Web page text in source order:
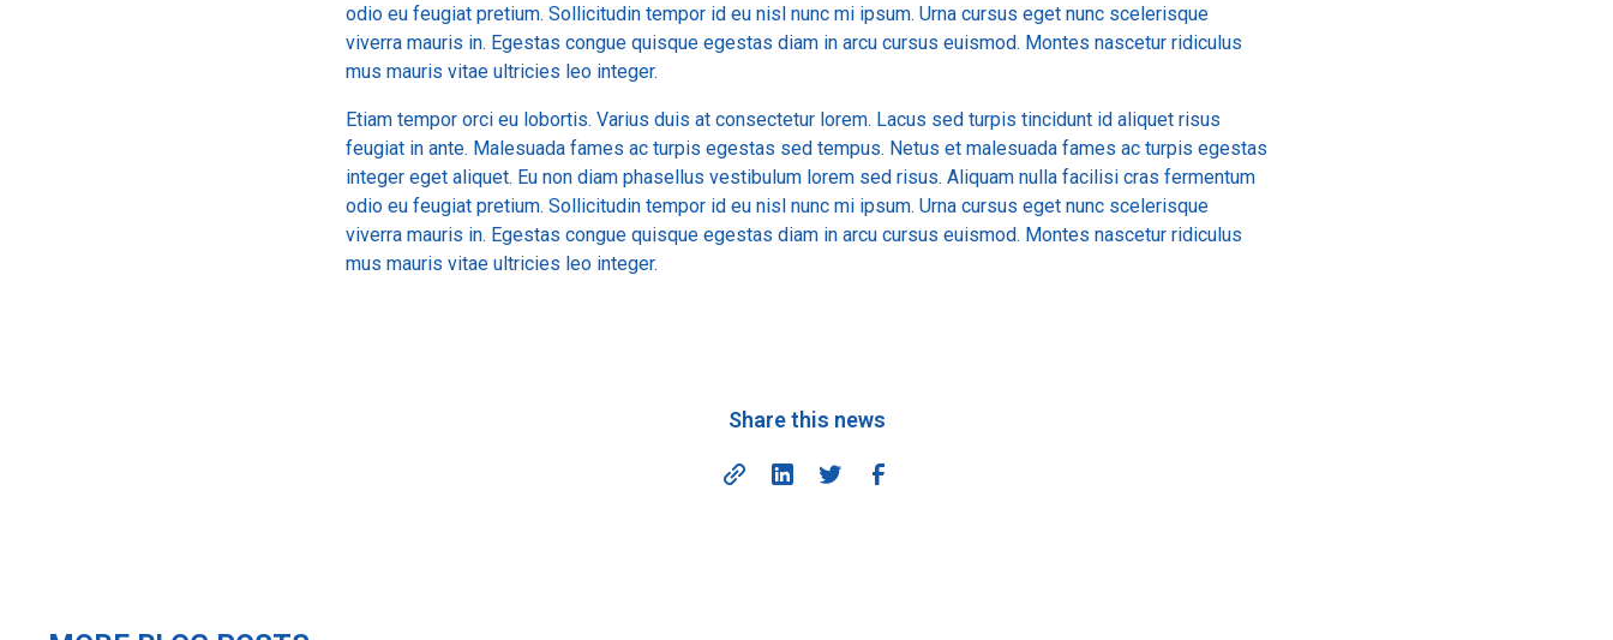
odio eu feugiat pretium. Sollicitudin tempor id eu nisl nunc mi ipsum. Urna cursus eget nunc scelerisque
viverra mauris in. Egestas congue quisque egestas diam in arcu cursus euismod. Montes nascetur ridiculus
mus mauris vitae ultricies leo integer.
Etiam tempor orci eu lobortis. Varius duis at consectetur lorem. Lacus sed turpis tincidunt id aliquet risus
feugiat in ante. Malesuada fames ac turpis egestas sed tempus. Netus et malesuada fames ac turpis egestas
integer eget aliquet. Eu non diam phasellus vestibulum lorem sed risus. Aliquam nulla facilisi cras fermentum
odio eu feugiat pretium. Sollicitudin tempor id eu nisl nunc mi ipsum. Urna cursus eget nunc scelerisque
viverra mauris in. Egestas congue quisque egestas diam in arcu cursus euismod. Montes nascetur ridiculus
mus mauris vitae ultricies leo integer.
Share this news